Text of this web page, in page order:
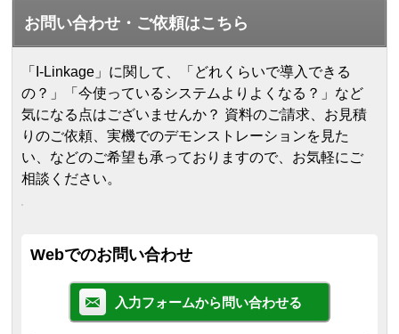
お問い合わせ・ご依頼はこちら
「I-Linkage」に関して、「どれくらいで導入できる
の？」「今使っているシステムよりよくなる？」など
気になる点はございませんか？ 資料のご請求、お見積
りのご依頼、実機でのデモンストレーションを見た
い、などのご希望も承っておりますので、お気軽にご
相談ください。
Webでのお問い合わせ
入力フォームから問い合わせる